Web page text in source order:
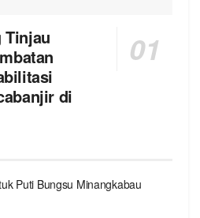
Tinjau
di
Puti Bungsu Minangkabau